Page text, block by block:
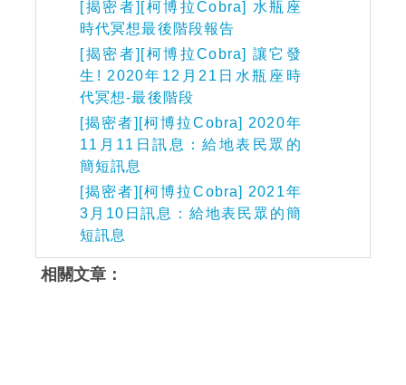
[揭密者][柯博拉Cobra] 水瓶座
時代冥想最後階段報告
[揭密者][柯博拉Cobra] 讓它發
生! 2020年12月21日水瓶座時
代冥想-最後階段
[揭密者][柯博拉Cobra] 2020年
11月11日訊息：給地表民眾的
簡短訊息
[揭密者][柯博拉Cobra] 2021年
3月10日訊息：給地表民眾的簡
短訊息
相關文章：